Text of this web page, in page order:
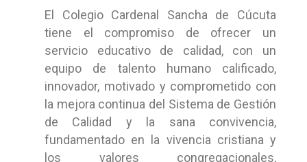
El Colegio Cardenal Sancha de Cúcuta
tiene el compromiso de ofrecer un
servicio educativo de calidad, con un
equipo de talento humano calificado,
innovador, motivado y comprometido con
la mejora continua del Sistema de Gestión
de Calidad y la sana convivencia,
fundamentado en la vivencia cristiana y
los valores congregacionales,